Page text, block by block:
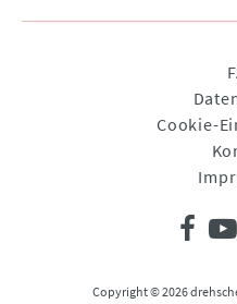
Cookie-
Copyright © 2026